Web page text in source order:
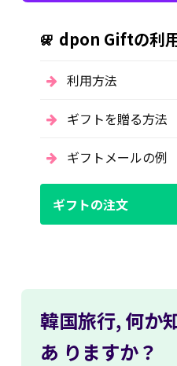
dpon Giftの利
利用方法
ギフトを贈る方法
ギフトメールの例
ギフトの注文
韓国旅行, 何か
あ りますか？